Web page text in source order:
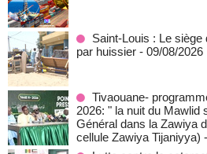
Saint-Louis : Le
par huissier - 09/08/2026
Tivaouane-
2026: " la nuit du Mawlid
Général dans la Zawiya
cellule Zawiya Tijaniyya)